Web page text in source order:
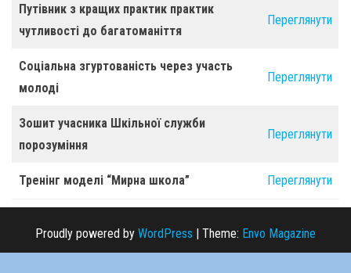
Путівник з кращих практик практик
чутливості до багатоманіття
Переглянути
Соціальна згуртованість через участь
молоді
Переглянути
Зошит учасника Шкільної служби
порозуміння
Переглянути
Тренінг моделі “Мирна школа” Переглянути
Proudly powered by WordPress | Theme: Envo Magazine